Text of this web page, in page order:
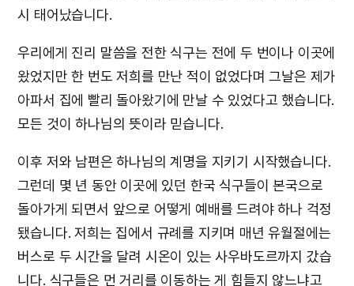
시 태어났습니다.
우리에게 진리 말씀을 전한 식구는 전에 두 번이나 이곳에
왔었지만 한 번도 저희를 만난 적이 없었다며 그날은 제가
아파서 집에 빨리 돌아왔기에 만날 수 있었다고 했습니다.
모든 것이 하나님의 뜻이라 믿습니다.
이후 저와 남편은 하나님의 계명을 지키기 시작했습니다.
그런데 몇 년 동안 이곳에 있던 한국 식구들이 본국으로
돌아가게 되면서 앞으로 어떻게 예배를 드려야 하나 걱정
됐습니다. 저희는 집에서 규례를 지키며 매년 유월절에는
버스로 두 시간을 달려 시온이 있는 사우바도르까지 갔습
니다. 식구들은 먼 거리를 이동하는 게 힘들지 않느냐고